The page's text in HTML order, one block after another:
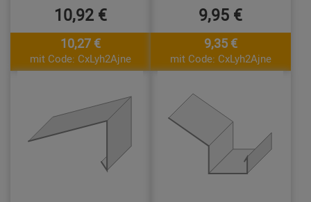
10,92 €
10,27 €
mit Code: CxLyh2Ajne
9,95 €
9,35 €
mit Code: CxLyh2Ajne